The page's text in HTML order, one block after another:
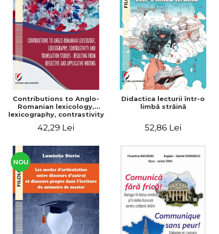
Contributions to Anglo-
Romanian lexicology,
lexicography, contrastivity
Resulting from reflective
42,29 Lei
Didactica lecturii într-o
limbă străină
52,86 Lei
NOU